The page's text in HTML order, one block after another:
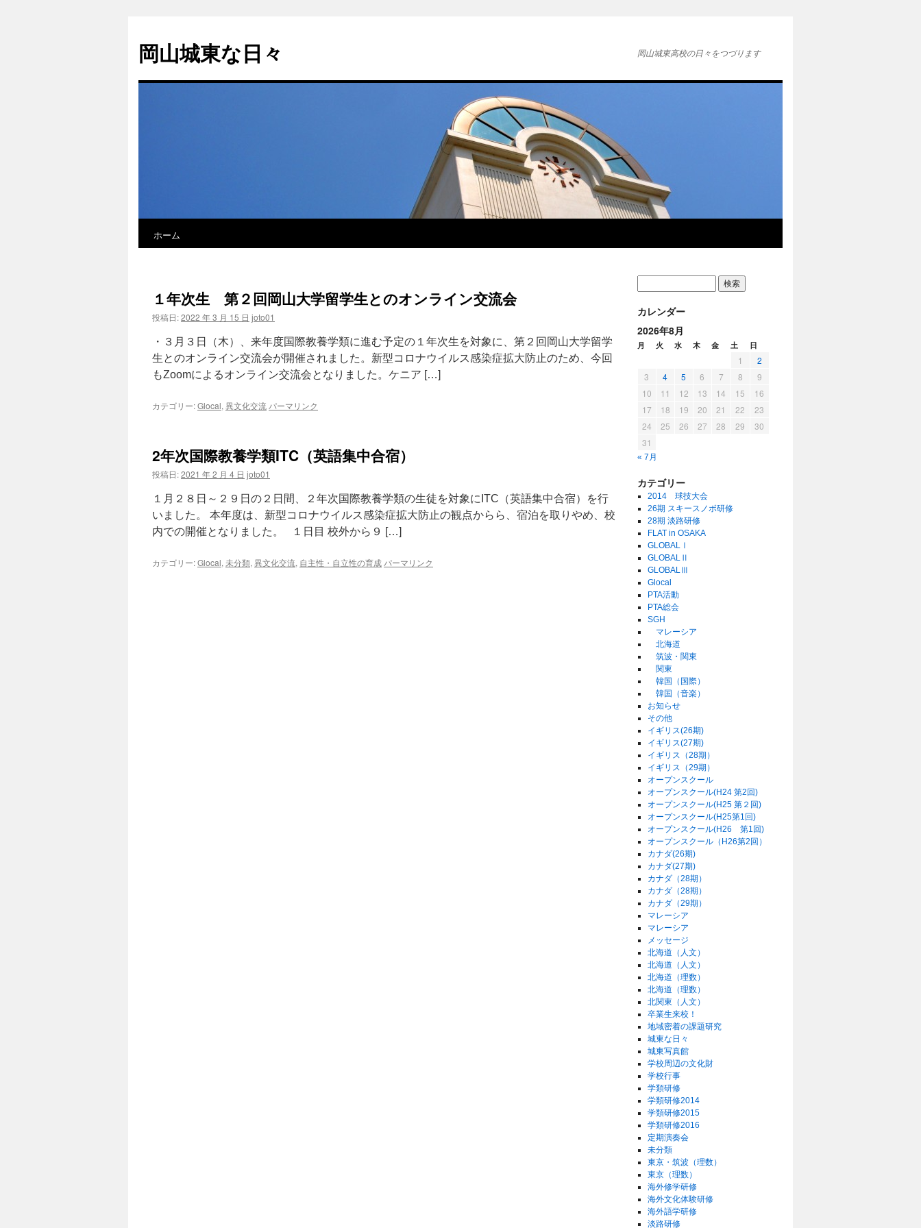
岡山城東な日々 岡山城東高校の日々をつづります
ホーム
１年次生 第２回岡山大学留学生とのオンライン交流会
投稿日:2022 年 3 月 15 日 joto01
・３月３日（木）、来年度国際教養学類に進む予定の１年次生を対象に、第２回岡山大学留学
生とのオンライン交流会が開催されました。新型コロナウイルス感染症拡大防止のため、今回
もZoomによるオンライン交流会となりました。ケニア […]
カテゴリー:Glocal, 異文化交流 パーマリンク
2年次国際教養学類ITC（英語集中合宿）
投稿日:2021 年 2 月 4 日 joto01
１月２８日～２９日の２日間、２年次国際教養学類の生徒を対象にITC（英語集中合宿）を行
いました。 本年度は、新型コロナウイルス感染症拡大防止の観点からら、宿泊を取りやめ、校
内での開催となりました。 １日目 校外から９ […]
カテゴリー:Glocal, 未分類, 異文化交流, 自主性・自立性の育成 パーマリンク
カレンダー
2026年8月
月 火 水 木 金 土 日
1
2
3
4 5 6 7 8
9
10
11 12 13 14 15
16
17
18 19 20 21 22
23
24
25 26 27 28 29
30
31
« 7月
カテゴリー
2014 球技大会
26期 スキースノボ研修
28期 淡路研修
FLAT in OSAKA
GLOBALⅠ
GLOBALⅡ
GLOBALⅢ
Glocal
PTA活動
PTA総会
SGH
マレーシア
北海道
筑波・関東
関東
韓国（国際）
韓国（音楽）
お知らせ
その他
イギリス(26期)
イギリス(27期)
イギリス（28期）
イギリス（29期）
オープンスクール
オープンスクール(H24 第2回)
オープンスクール(H25 第２回)
オープンスクール(H25第1回)
オープンスクール(H26 第1回)
オープンスクール（H26第2回）
カナダ(26期)
カナダ(27期)
カナダ（28期）
カナダ（28期）
カナダ（29期）
マレーシア
マレーシア
メッセージ
北海道（人文）
北海道（人文）
北海道（理数）
北海道（理数）
北関東（人文）
卒業生来校！
地域密着の課題研究
城東な日々
城東写真館
学校周辺の文化財
学校行事
学類研修
学類研修2014
学類研修2015
学類研修2016
定期演奏会
未分類
東京・筑波（理数）
東京（理数）
海外修学研修
海外文化体験研修
海外語学研修
淡路研修